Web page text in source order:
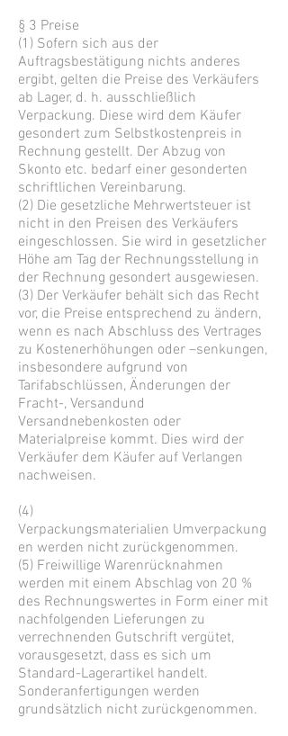
§ 3 Preise
(1) Sofern sich aus der
Auftragsbestätigung nichts anderes
ergibt, gelten die Preise des Verkäufers
ab Lager, d. h. ausschließlich
Verpackung. Diese wird dem Käufer
gesondert zum Selbstkostenpreis in
Rechnung gestellt. Der Abzug von
Skonto etc. bedarf einer gesonderten
schriftlichen Vereinbarung.
(2) Die gesetzliche Mehrwertsteuer ist
nicht in den Preisen des Verkäufers
eingeschlossen. Sie wird in gesetzlicher
Höhe am Tag der Rechnungsstellung in
der Rechnung gesondert ausgewiesen.
(3) Der Verkäufer behält sich das Recht
vor, die Preise entsprechend zu ändern,
wenn es nach Abschluss des Vertrages
zu Kostenerhöhungen oder –senkungen,
insbesondere aufgrund von
Tarifabschlüssen, Änderungen der
Fracht-, Versandund
Versandnebenkosten oder
Materialpreise kommt. Dies wird der
Verkäufer dem Käufer auf Verlangen
nachweisen.
(4)
Verpackungsmaterialien Umverpackung
en werden nicht zurückgenommen.
(5) Freiwillige Warenrücknahmen
werden mit einem Abschlag von 20 %
des Rechnungswertes in Form einer mit
nachfolgenden Lieferungen zu
verrechnenden Gutschrift vergütet,
vorausgesetzt, dass es sich um
Standard-Lagerartikel handelt.
Sonderanfertigungen werden
grundsätzlich nicht zurückgenommen.